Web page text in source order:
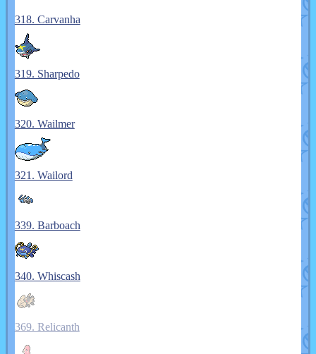
318. Carvanha
319. Sharpedo
320. Wailmer
321. Wailord
339. Barboach
340. Whiscash
369. Relicanth